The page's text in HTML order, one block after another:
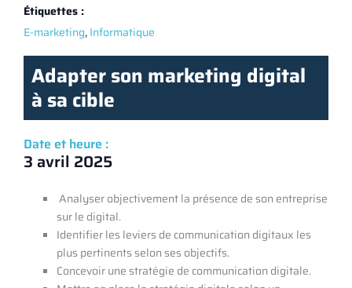
Étiquettes :
E-marketing,Informatique
Adapter son marketing digital
à sa cible
Date et heure :
3 avril 2025
Analyser objectivement la présence de son entreprise
sur le digital.
Identifier les leviers de communication digitaux les
plus pertinents selon ses objectifs.
Concevoir une stratégie de communication digitale.